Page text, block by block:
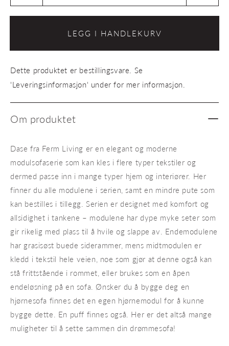
antallet
for
for
LEGG I HANDLEKURV
Dette produktet er bestillingsvare. Se
'Leveringsinformasjon' under for mer informasjon.
Om produktet
Dase fra Ferm Living er en elegant og moderne
modulsofaserie som kan kles i flere typer tekstiler og
dermed passe inn i mange typer hjem og interiører. Her
finner du alle modulene i serien, samt en mindre pute som
kan bestilles i tillegg. Serien er designet med komfort og
allsidighet i tankene – modulene har dype myke seter som
gir rikelig med plass til å hvile og slappe av. Endemodulene
har grasisøst buede siderammer, mens midtmodulen er
kledd i tekstil hele veien, noe som gjør at denne også kan
stå frittstående i rommet, eller brukes som en åpen
endeløsning på en sofa. Ønsker du å bygge deg en
hjørnesofa finnes det en egen hjørnemodul for å kunne
bygge dette. En puff finnes også. Her er det altså mange
muligheter til å sette sammen din drømmesofa!